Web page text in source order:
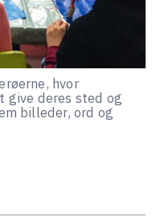
hvor
give deres sted og
billeder, ord og